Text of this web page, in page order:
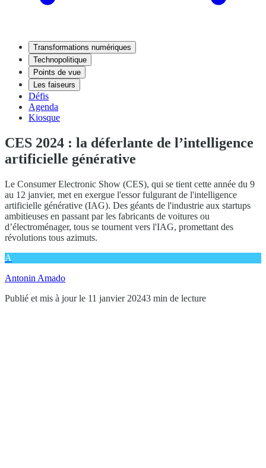
Transformations numériques
Technopolitique
Points de vue
Les faiseurs
Défis
Agenda
Kiosque
CES 2024 : la déferlante de l’intelligence
artificielle générative
Le Consumer Electronic Show (CES), qui se tient cette année du 9
au 12 janvier, met en exergue l'essor fulgurant de l'intelligence
artificielle générative (IAG). Des géants de l'industrie aux startups
ambitieuses en passant par les fabricants de voitures ou
d’électroménager, tous se tournent vers l'IAG, promettant des
révolutions tous azimuts.
A
Antonin Amado
Publié et mis à jour le 11 janvier 20243 min de lecture